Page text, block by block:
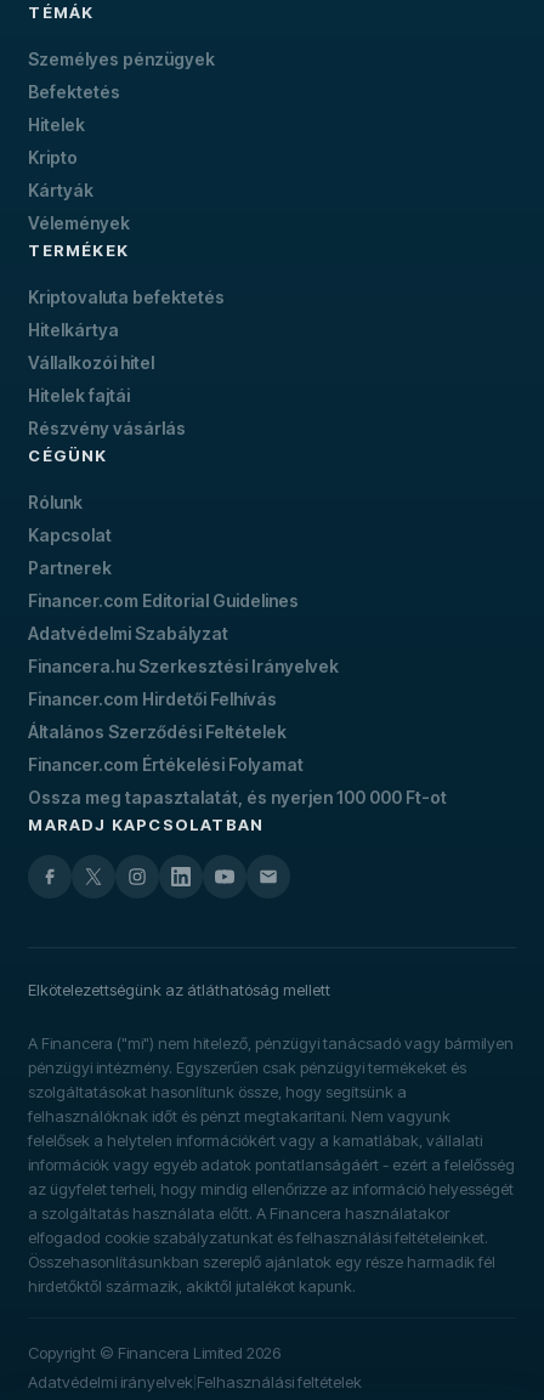
TÉMÁK
Személyes pénzügyek
Befektetés
Hitelek
Kripto
Kártyák
Vélemények
TERMÉKEK
Kriptovaluta befektetés
Hitelkártya
Vállalkozói hitel
Hitelek fajtái
Részvény vásárlás
CÉGÜNK
Rólunk
Kapcsolat
Partnerek
Financer.com Editorial Guidelines
Adatvédelmi Szabályzat
Financera.hu Szerkesztési Irányelvek
Financer.com Hirdetői Felhívás
Általános Szerződési Feltételek
Financer.com Értékelési Folyamat
Ossza meg tapasztalatát, és nyerjen 100 000 Ft-ot
MARADJ KAPCSOLATBAN
Elkötelezettségünk az átláthatóság mellett
A Financera ("mi") nem hitelező, pénzügyi tanácsadó vagy bármilyen
pénzügyi intézmény. Egyszerűen csak pénzügyi termékeket és
szolgáltatásokat hasonlítunk össze, hogy segítsünk a
felhasználóknak időt és pénzt megtakarítani. Nem vagyunk
felelősek a helytelen információkért vagy a kamatlábak, vállalati
információk vagy egyéb adatok pontatlanságáért - ezért a felelősség
az ügyfelet terheli, hogy mindig ellenőrizze az információ helyességét
a szolgáltatás használata előtt. A Financera használatakor
elfogadod cookie szabályzatunkat és felhasználási feltételeinket.
Összehasonlításunkban szereplő ajánlatok egy része harmadik fél
hirdetőktől származik, akiktől jutalékot kapunk.
Copyright © Financera Limited 2026
Adatvédelmi irányelvek Felhasználási feltételek